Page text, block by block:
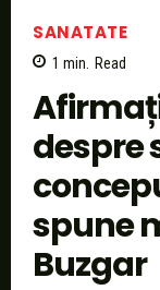
SANATATE
1 min. Read
despre
spune
Buzgar